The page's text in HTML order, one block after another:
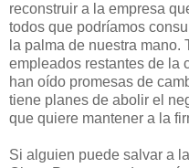
reconstruir a la empresa
todos que podríamos
la palma de nuestra mano.
empleados restantes de la
han oído promesas de
tiene planes de abolir el
que quiere mantener a la
Si alguien puede salvar a